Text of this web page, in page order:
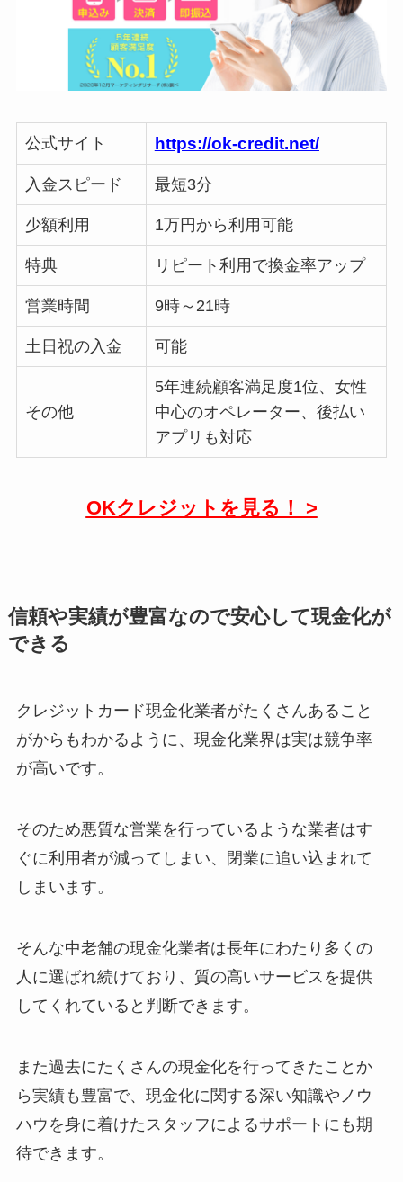
公式サイト https://ok-credit.net/
入金スピード 最短3分
少額利用 1万円から利用可能
特典 リピート利用で換金率アップ
営業時間 9時～21時
土日祝の入金 可能
その他
5年連続顧客満足度1位、女性
中心のオペレーター、後払い
アプリも対応
OKクレジットを見る！ >
信頼や実績が豊富なので安心して現金化が
できる
クレジットカード現金化業者がたくさんあること
がからもわかるように、現金化業界は実は競争率
が高いです。
そのため悪質な営業を行っているような業者はす
ぐに利用者が減ってしまい、閉業に追い込まれて
しまいます。
そんな中老舗の現金化業者は長年にわたり多くの
人に選ばれ続けており、質の高いサービスを提供
してくれていると判断できます。
また過去にたくさんの現金化を行ってきたことか
ら実績も豊富で、現金化に関する深い知識やノウ
ハウを身に着けたスタッフによるサポートにも期
待できます。